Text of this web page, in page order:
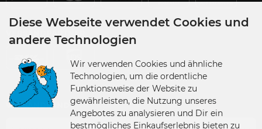
VERSANDLAND
Diese Webseite verwendet Cookies und
andere Technologien
Wir verwenden Cookies und ähnliche
Technologien, um die ordentliche
Funktionsweise der Website zu
gewährleisten, die Nutzung unseres
Angebotes zu analysieren und Dir ein
bestmögliches Einkaufserlebnis bieten zu